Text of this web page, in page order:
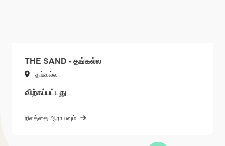
THE SAND - தங்கல்ல
தங்கல்ல
விற்கப்பட்டது
நிலத்தை ஆராயவும்